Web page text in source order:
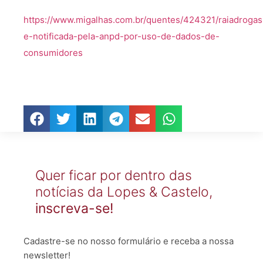
https://www.migalhas.com.br/quentes/424321/
e-notificada-pela-anpd-por-uso-de-dados-de-
consumidores
Quer ficar por dentro das
notícias da Lopes & Castelo,
inscreva-se!
Cadastre-se no nosso formulário e receba a nossa
newsletter!